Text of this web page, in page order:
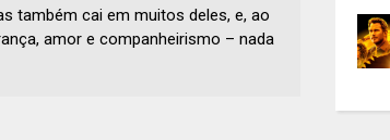
também cai em muitos deles, e, ao
amor e companheirismo – nada